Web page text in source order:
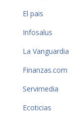
El pais
Infosalus
La Vanguardia
Finanzas.com
Servimedia
Ecoticias